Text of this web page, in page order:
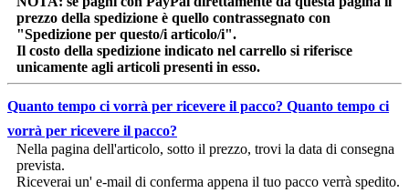
prezzo della spedizione è quello contrassegnato con
"Spedizione per questo/i articolo/i".
Il costo della spedizione indicato nel carrello si riferisce
unicamente agli articoli presenti in esso.
Quanto tempo ci vorrà per ricevere il pacco? Quanto tempo ci
vorrà per ricevere il pacco?
Nella pagina dell'articolo, sotto il prezzo, trovi la data di consegna
prevista.
Riceverai un' e-mail di conferma appena il tuo pacco verrà spedito.